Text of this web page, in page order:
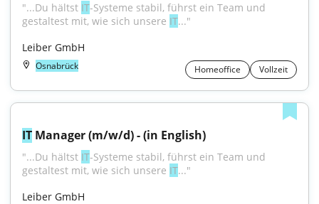
"...Du hältst IT-Systeme stabil, führst ein Team und
gestaltest mit, wie sich unsere IT..."
Leiber GmbH
Osnabrück Homeoffice Vollzeit
IT Manager (m/w/d) - (in English)
"...Du hältst IT-Systeme stabil, führst ein Team und
gestaltest mit, wie sich unsere IT..."
Leiber GmbH